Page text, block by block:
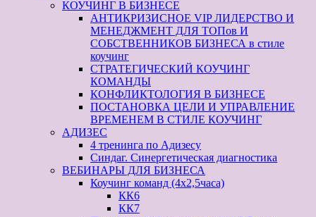
КОУЧИНГ В БИЗНЕСЕ
АНТИКРИЗИСНОЕ VIP ЛИДЕРСТВО И
МЕНЕДЖМЕНТ ДЛЯ ТОПов И
СОБСТВЕННИКОВ БИЗНЕСА в стиле
коучинг
СТРАТЕГИЧЕСКИЙ КОУЧИНГ
КОМАНДЫ
КОНФЛИКТОЛОГИЯ В БИЗНЕСЕ
ПОСТАНОВКА ЦЕЛИ И УПРАВЛЕНИЕ
ВРЕМЕНЕМ В СТИЛЕ КОУЧИНГ
АДИЗЕС
4 тренинга по Адизесу
Синдаг. Синергетическая диагностика
ВЕБИНАРЫ ДЛЯ БИЗНЕСА
Коучинг команд (4х2,5часа)
КК6
КК7